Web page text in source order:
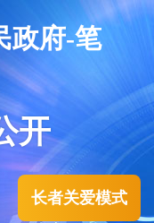
政府-笔
开
长者关爱模式